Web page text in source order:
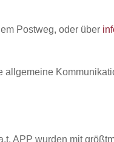
Postweg, oder über
APP wurden mit